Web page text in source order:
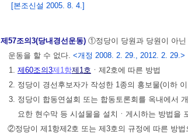
[본조신설 2005. 8. 4.]
제57조의3(당내경선운동) ①정당이 당원과 당원이 아닌
운동을 할 수 없다. <개정 2008. 2. 29., 2012. 2. 29.>
1. 제60조의3제1항제1호 ㆍ제2호에 따른 방법
2. 정당이 경선후보자가 작성한 1종의 홍보물(이하
3. 정당이 합동연설회 또는 합동토론회를 옥내에서
요한 현수막 등 시설물을 설치ㆍ게시하는 방법을
②정당이 제1항제2호 또는 제3호의 규정에 따른 방